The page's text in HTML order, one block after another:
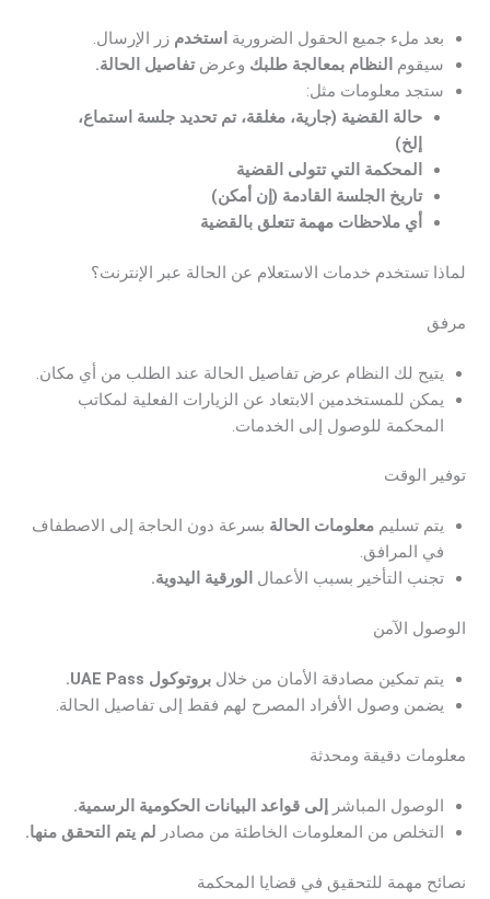
بعد ملء جميع الحقول الضرورية استخدم زر الإرسال.
سيقوم النظام بمعالجة طلبك وعرضتفاصيل الحالة.
ستجد معلومات مثل:
حالة القضية (جارية، مغلقة، تم تحديد جلسة استماع،
إلخ)
المحكمة التي تتولى القضية
تاريخ الجلسة القادمة (إن أمكن)
أي ملاحظات مهمة تتعلق بالقضية
لماذا تستخدم خدمات الاستعلام عن الحالة عبر الإنترنت؟
مرفق
يتيح لك النظام عرض تفاصيل الحالة عند الطلب من أي مكان.
يمكن للمستخدمين الابتعاد عن الزيارات الفعلية لمكاتب
المحكمة للوصول إلى الخدمات.
توفير الوقت
يتم تسليم معلومات الحالة بسرعة دون الحاجة إلى الاصطفاف
في المرافق.
تجنب التأخير بسبب الأعمال الورقية اليدوية.
الوصول الآمن
يتم تمكين مصادقة الأمان من خلال بروتوكول UAE Pass.
يضمن وصول الأفراد المصرح لهم فقط إلى تفاصيل الحالة.
معلومات دقيقة ومحدثة
الوصول المباشر إلى قواعد البيانات الحكومية الرسمية.
التخلص من المعلومات الخاطئة من مصادر لم يتم التحقق منها.
نصائح مهمة للتحقيق في قضايا المحكمة